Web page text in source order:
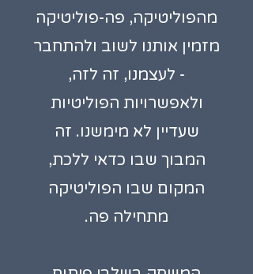
מהפוליטיקה, פה-פוליטיקה
מזמין אותנו לשוב ולהתחבר
- לעצמנו, זה לזה,
ולאפשרויות הפוליטיות
שעדיין לא מימשנו. זה
המבוך שבו כדאי ללכת,
המקום שבו הפוליטיקה
מתחילה פה.